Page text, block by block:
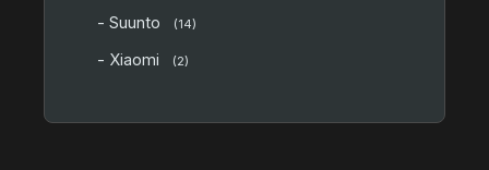
- Suunto (14)
- Xiaomi (2)